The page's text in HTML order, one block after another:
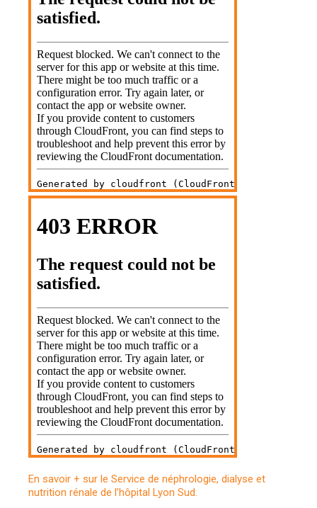
En savoir + sur le Service de néphrologie, dialyse et
nutrition rénale de l’hôpital Lyon Sud.